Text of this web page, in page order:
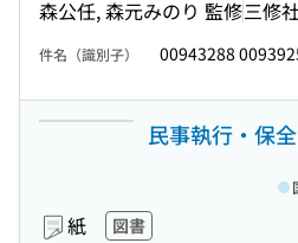
森公任, 森元みのり 監修三修
件名（識別子） 00943288
民事執行・保
紙 図書